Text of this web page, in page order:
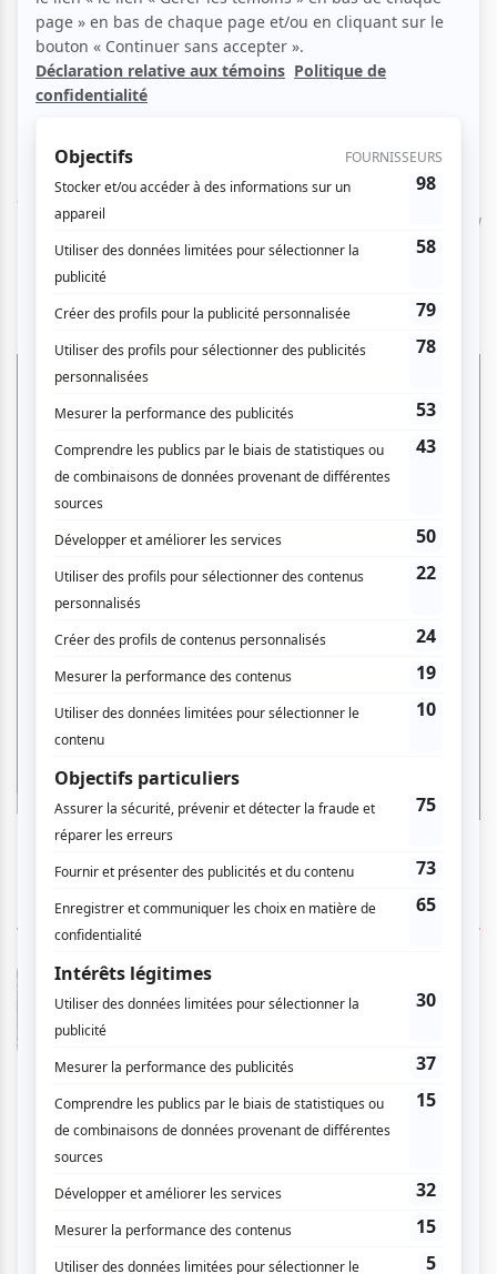
d’animaux. Will est un petit bouc avec de grands rêves.
Lorsqu’il décroche une chance inespérée de rejoindre la
ligue professionnelle de "roarball" — un sport mixte,
ultra-intense, réservé aux bêtes les plus rapides et
chance. Problème : ses nouveaux coéquipiers ne sont
pas franchement ravis d’avoir un « petit » dans l’équipe.
Mais Will est prêt à tout pour bousculer les règles du jeu
et prouver, une bonne fois pour toutes, que les petits
aussi peuvent jouer dans la cour des grands.
2 COMMENTAIRES DES MEMBRES
Marie-Josée P. - 2026-02-11 10:33:03
Film parfait pour la relâche scolaire des jeunes
jeune chevreau qui rêve de joindre une équipe
de basketball professionnelle. Il a ce rêve
depuis sa tendre enfance et est prêt à faire ses
preuves. Le destin lui offrira une chance
incroyable de réaliser ce qu'il souhaite le plus
Persévérance, débrouillardise, entraide,
valeurs qui font de ce film d'animation une
excellente influence que le sport peu avoir chez